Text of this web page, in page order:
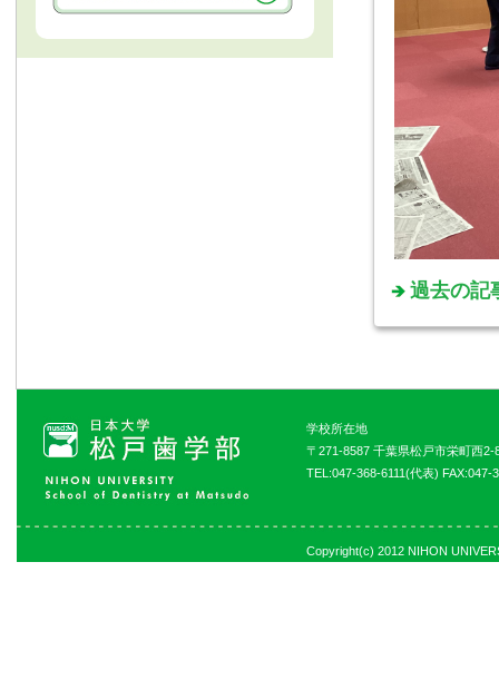
過去の記
学校所在地
〒271-8587 千葉県松戸市栄町西2-
TEL:047-368-6111(代表) FAX:047-
Copyright(c) 2012 NIHON